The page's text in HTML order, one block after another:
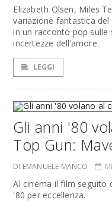
Elizabeth Olsen, Miles
variazione fantastica
in un racconto pop sulle
incertezze dell’amore.
LEGGI
Gli anni '80
Top Gun:
DI EMANUELE MANCO
Al cinema il film seguito
'80 per eccellenza.